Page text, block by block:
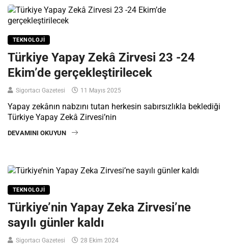
TEKNOLOJI
Türkiye Yapay Zekâ Zirvesi 23 -24
Ekim’de gerçekleştirilecek
Sigortacı Gazetesi 11 Mayıs 2025
Yapay zekânın nabzını tutan herkesin sabırsızlıkla beklediği
Türkiye Yapay Zekâ Zirvesi’nin
DEVAMINI OKUYUN
TEKNOLOJI
Türkiye’nin Yapay Zeka Zirvesi’ne
sayılı günler kaldı
Sigortacı Gazetesi 28 Ekim 2024